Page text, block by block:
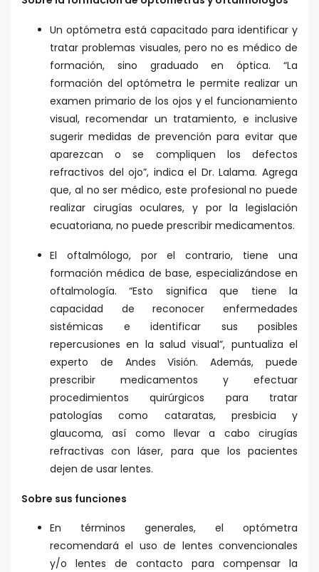
Un optómetra está capacitado para identificar y
tratar problemas visuales, pero no es médico de
formación, sino graduado en óptica. “La
formación del optómetra le permite realizar un
examen primario de los ojos y el funcionamiento
visual, recomendar un tratamiento, e inclusive
sugerir medidas de prevención para evitar que
aparezcan o se compliquen los defectos
refractivos del ojo”, indica el Dr. Lalama. Agrega
que, al no ser médico, este profesional no puede
realizar cirugías oculares, y por la legislación
ecuatoriana, no puede prescribir medicamentos.
El oftalmólogo, por el contrario, tiene una
formación médica de base, especializándose en
oftalmología. “Esto significa que tiene la
capacidad de reconocer enfermedades
sistémicas e identificar sus posibles
repercusiones en la salud visual”, puntualiza el
experto de Andes Visión. Además, puede
prescribir medicamentos y efectuar
procedimientos quirúrgicos para tratar
patologías como cataratas, presbicia y
glaucoma, así como llevar a cabo cirugías
refractivas con láser, para que los pacientes
dejen de usar lentes.
Sobre sus funciones
En términos generales, el optómetra
recomendará el uso de lentes convencionales
y/o lentes de contacto para compensar la